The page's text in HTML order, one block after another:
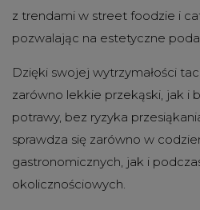
z trendami w street foodzie i
pozwalając na estetyczne
Dzięki swojej wytrzymałości
zarówno lekkie przekąski, jak i
potrawy, bez ryzyka
sprawdza się zarówno w
gastronomicznych, jak i
okolicznościowych.